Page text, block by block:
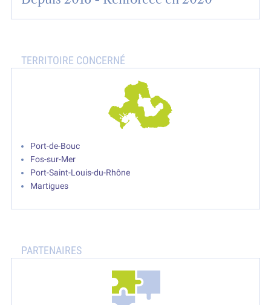
Port-de-Bouc
Fos-sur-Mer
Port-Saint-Louis-du-Rhône
Martigues